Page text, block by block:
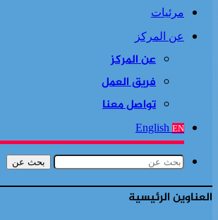
مرئيات
عن المركز
عن المركز
فريق العمل
تواصل معنا
English EN
بحث عن
العناوين الرئيسية